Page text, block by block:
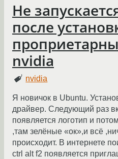
Не
после
nvidia
nvidia
Я новичок в Ubuntu.
драйвер. Следующий раз
появляется логотип и
,там зелёные «ок»,и всё
происходит. В интернете
ctrl alt f2 появляется